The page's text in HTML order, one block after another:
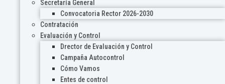
Secretaría General
Convocatoria Rector 2026-2030
Contratación
Evaluación y Control
Drector de Evaluación y Control
Campaña Autocontrol
Cómo Vamos
Entes de control